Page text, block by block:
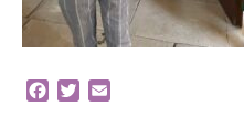
Facebook
Twitter